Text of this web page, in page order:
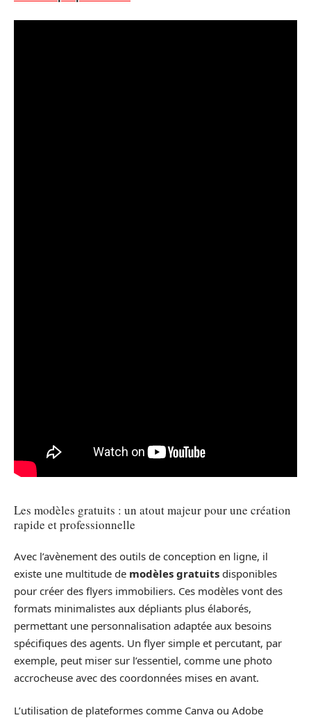
Les modèles gratuits : un atout majeur pour une création
rapide et professionnelle
Avec l’avènement des outils de conception en ligne, il
existe une multitude de modèles gratuits disponibles
pour créer des flyers immobiliers. Ces modèles vont des
formats minimalistes aux dépliants plus élaborés,
permettant une personnalisation adaptée aux besoins
spécifiques des agents. Un flyer simple et percutant, par
exemple, peut miser sur l’essentiel, comme une photo
accrocheuse avec des coordonnées mises en avant.
L’utilisation de plateformes comme Canva ou Adobe